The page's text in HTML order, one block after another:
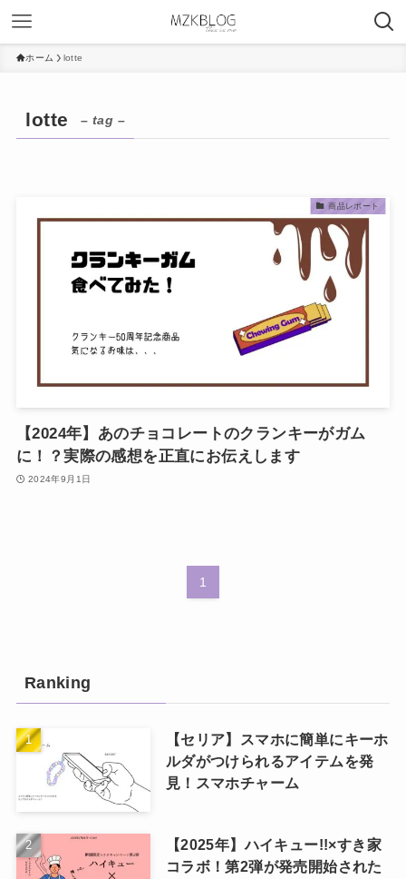
ホーム lotte
lotte – tag –
商品レポート
【2024年】あのチョコレートのクランキーがガム
に！？実際の感想を正直にお伝えします
2024年9月1日
1
Ranking
【セリア】スマホに簡単にキーホ
ルダがつけられるアイテムを発
見！スマホチャーム
【2025年】ハイキュー!!×すき家
コラボ！第2弾が発売開始された